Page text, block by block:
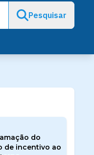
Pesquisar
do
de incentivo ao